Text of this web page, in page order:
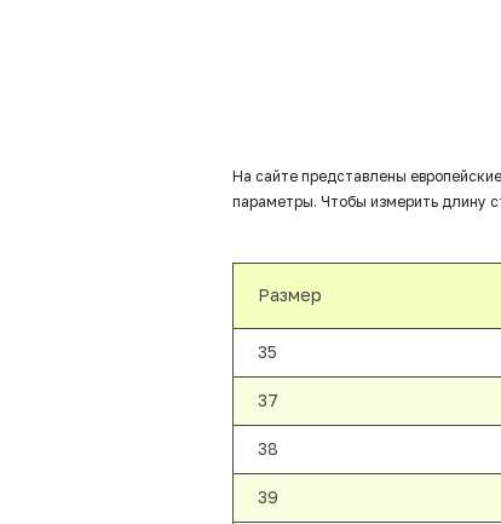
На сайте представлены
параметры. Чтобы измерить длину
Размер
35
37
38
39